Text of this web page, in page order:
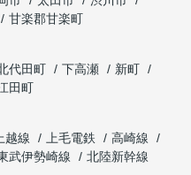
甘楽郡甘楽町
代田町 下高瀬
新町
田町
越線 上毛電鉄
高崎線
武伊勢崎線
北陸新幹線